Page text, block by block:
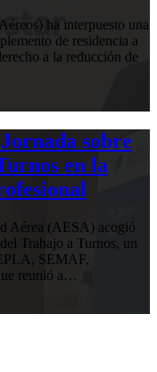
ha interpuesto una
de residencia a
a la reducción de
sobre
en la
Aérea (AESA) acogió
Trabajo a Turnos, un
SEMAF,
reunió a…